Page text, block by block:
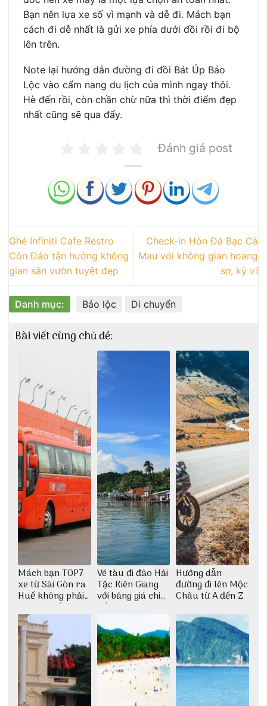
Bạn nên lựa xe số vì mạnh và dễ đi. Mách bạn
cách đi dễ nhất là gửi xe phía dưới đồi rồi đi bộ
lên trên.
Note lại hướng dẫn đường đi đồi Bát Úp Bảo
Lộc vào cẩm nang du lịch của mình ngay thôi.
Hè đến rồi, còn chần chừ nữa thì thời điểm đẹp
nhất cũng sẽ qua đấy.
Đánh giá post
Ghé Infiniti Cafe Restro
Côn Đảo tận hưởng không
gian sân vườn tuyệt đẹp
Check-in Hòn Đá Bạc Cà
Mau với không gian hoang
sơ, kỳ vĩ
Danh mục: Bảo lộc Di chuyển
Bài viết cùng chủ đề:
Mách bạn TOP7
xe từ Sài Gòn ra
Huế không phải
ai cũng biết
Vé tàu đi đảo Hải
Tặc Kiên Giang
với bảng giá chi
tiết
Hướng dẫn
đường đi lên Mộc
Châu từ A đến Z